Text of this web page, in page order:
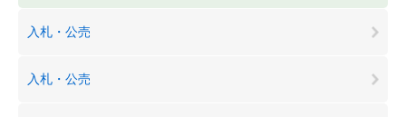
入札・公売
入札・公売